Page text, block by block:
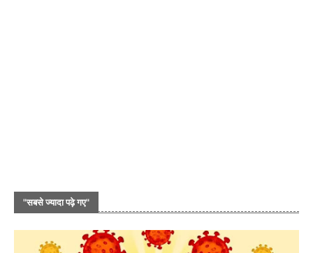
"सबसे ज्यादा पढ़े गए"